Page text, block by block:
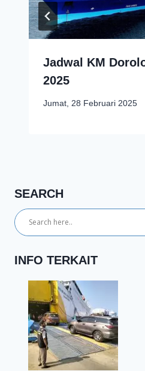
Jadwal KM
2025
Jumat, 28 Februari 2025
SEARCH
INFO TERKAIT